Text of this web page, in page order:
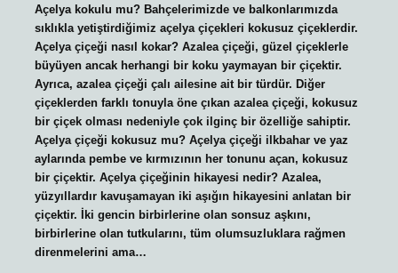
Açelya kokulu mu? Bahçelerimizde ve balkonlarımızda
sıklıkla yetiştirdiğimiz açelya çiçekleri kokusuz çiçeklerdir.
Açelya çiçeği nasıl kokar? Azalea çiçeği, güzel çiçeklerle
büyüyen ancak herhangi bir koku yaymayan bir çiçektir.
Ayrıca, azalea çiçeği çalı ailesine ait bir türdür. Diğer
çiçeklerden farklı tonuyla öne çıkan azalea çiçeği, kokusuz
bir çiçek olması nedeniyle çok ilginç bir özelliğe sahiptir.
Açelya çiçeği kokusuz mu? Açelya çiçeği ilkbahar ve yaz
aylarında pembe ve kırmızının her tonunu açan, kokusuz
bir çiçektir. Açelya çiçeğinin hikayesi nedir? Azalea,
yüzyıllardır kavuşamayan iki aşığın hikayesini anlatan bir
çiçektir. İki gencin birbirlerine olan sonsuz aşkını,
birbirlerine olan tutkularını, tüm olumsuzluklara rağmen
direnmelerini ama…